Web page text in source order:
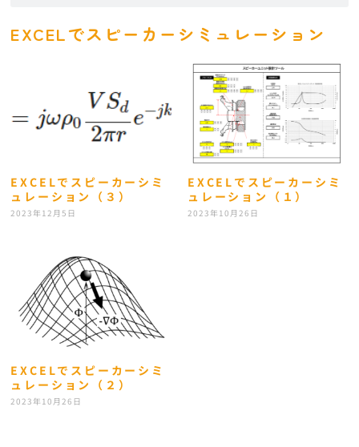
EXCELでスピーカーシミュレーション
EXCELでスピーカーシミ
ュレーション（３）
2023年12月5日
EXCELでスピーカーシミ
ュレーション（１）
2023年10月26日
EXCELでスピーカーシミ
ュレーション（２）
2023年10月26日